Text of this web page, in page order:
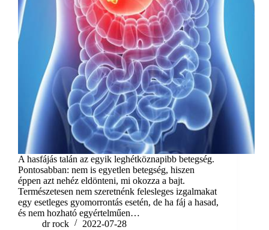
A hasfájás talán az egyik leghétköznapibb betegség.
Pontosabban: nem is egyetlen betegség, hiszen
éppen azt nehéz eldönteni, mi okozza a bajt.
Természetesen nem szeretnénk felesleges izgalmakat
egy esetleges gyomorrontás esetén, de ha fáj a hasad,
és nem hozható egyértelműen…
dr rock
2022-07-28